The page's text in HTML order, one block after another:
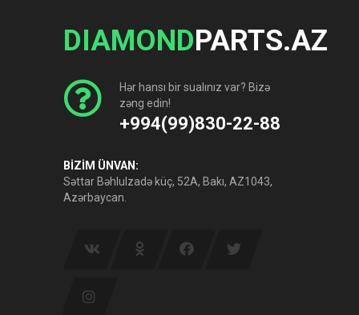
DIAMONDPARTS.AZ
Hər hansı bir sualınız var? Bizə
zəng edin!
+994(99)830-22-88
BİZİM ÜNVAN:
Səttar Bəhlulzadə küç, 52A, Bakı, AZ1043,
Azərbaycan.